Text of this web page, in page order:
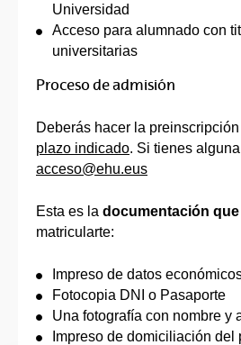
Universidad
Acceso para alumnado con
universitarias
Proceso de admisión
Deberás hacer la
plazo indicado. Si tienes
acceso@ehu.eus
Esta es la documentación
matricularte:
Impreso de datos
Fotocopia DNI o Pasaporte
Una fotografía con nombre y
Impreso de domiciliación del